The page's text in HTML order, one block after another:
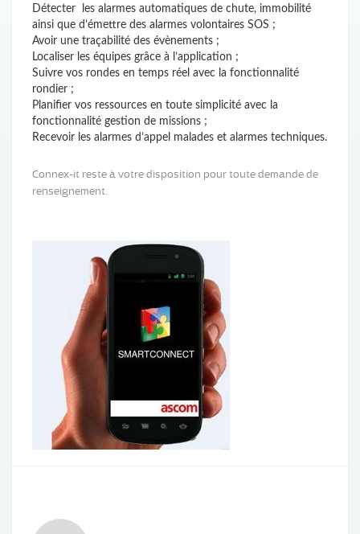
Détecter les alarmes automatiques de chute, immobilité
ainsi que d’émettre des alarmes volontaires SOS ;
Avoir une traçabilité des évènements ;
Localiser les équipes grâce à l’application ;
Suivre vos rondes en temps réel avec la fonctionnalité
rondier ;
Planifier vos ressources en toute simplicité avec la
fonctionnalité gestion de missions ;
Recevoir les alarmes d’appel malades et alarmes techniques.
Connex-it reste à votre disposition pour toute demande de
renseignement.